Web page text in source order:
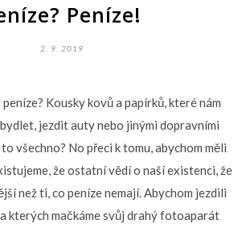
Peníze!
2. 9. 2019
Kousky kovů a papírků, které nám
jezdit auty nebo jinými dopravními
všechno? No přeci k tomu, abychom měli
že ostatní vědí o naší existenci, že
než ti, co peníze nemají. Abychom jezdili
kterých mačkáme svůj drahý fotoaparát